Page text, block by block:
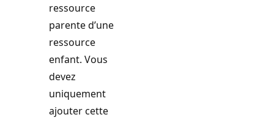
ressource
parente d’une
ressource
enfant. Vous
devez
uniquement
ajouter cette